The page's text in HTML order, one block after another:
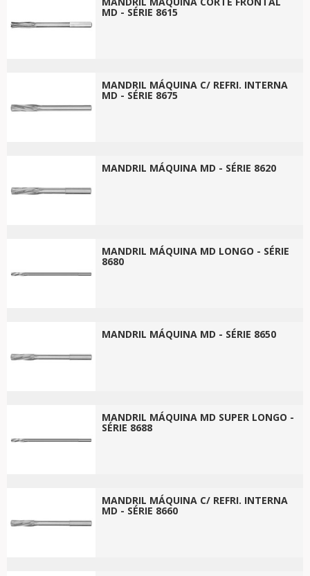
MD - SÉRIE 8615
MANDRIL MÁQUINA C/ REFRI. INTERNA
MD - SÉRIE 8675
MANDRIL MÁQUINA MD - SÉRIE 8620
MANDRIL MÁQUINA MD LONGO - SÉRIE
8680
MANDRIL MÁQUINA MD - SÉRIE 8650
MANDRIL MÁQUINA MD SUPER LONGO -
SÉRIE 8688
MANDRIL MÁQUINA C/ REFRI. INTERNA
MD - SÉRIE 8660